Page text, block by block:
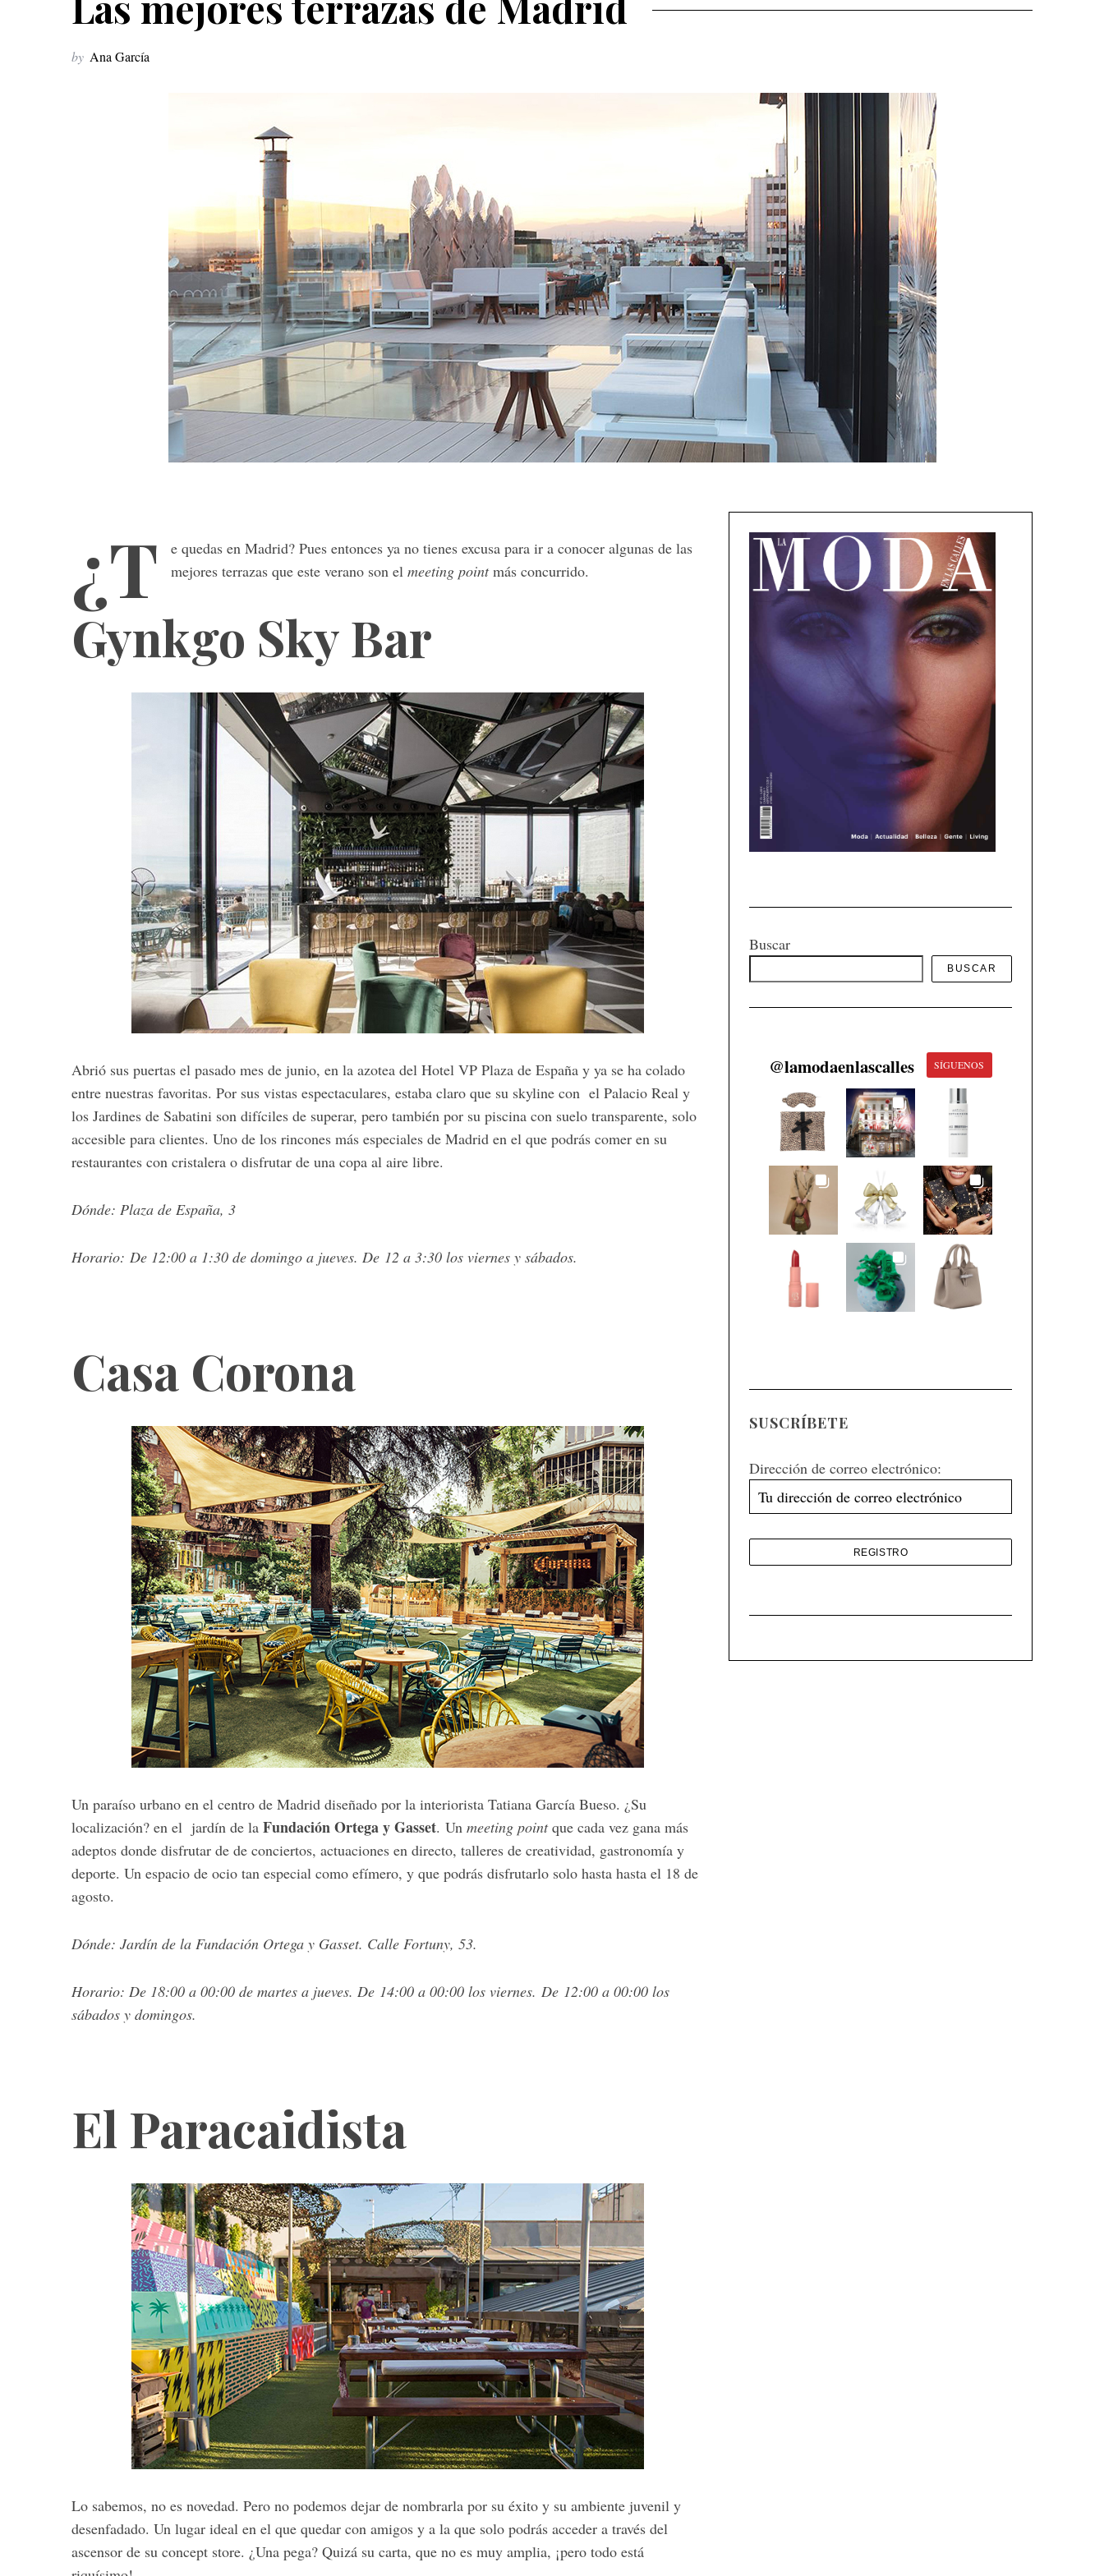
by Ana García
¿T
e quedas en Madrid? Pues entonces ya no tienes excusa para ir a conocer algunas de las
mejores terrazas que este verano son el meeting pointmás concurrido.
Gynkgo Sky Bar
Abrió sus puertas el pasado mes de junio, en la azotea del Hotel VP Plaza de España y ya se ha colado
entre nuestras favoritas. Por sus vistas espectaculares, estaba claro que su skyline con el Palacio Real y
los Jardines de Sabatini son difíciles de superar, pero también por su piscina con suelo transparente, solo
accesible para clientes. Uno de los rincones más especiales de Madrid en el que podrás comer en su
restaurantes con cristalera o disfrutar de una copa al aire libre.
Dónde: Plaza de España, 3
Horario: De 12:00 a 1:30 de domingo a jueves. De 12 a 3:30 los viernes y sábados.
Casa Corona
Un paraíso urbano en el centro de Madrid diseñado por la interiorista Tatiana García Bueso. ¿Su
localización? en el jardín de la Fundación Ortega y Gasset. Un meeting pointque cada vez gana más
adeptos donde disfrutar de de conciertos, actuaciones en directo, talleres de creatividad, gastronomía y
deporte. Un espacio de ocio tan especial como efímero, y que podrás disfrutarlo solo hasta hasta el 18 de
agosto.
Dónde: Jardín de la Fundación Ortega y Gasset. Calle Fortuny, 53.
Horario: De 18:00 a 00:00 de martes a jueves. De 14:00 a 00:00 los viernes. De 12:00 a 00:00 los
sábados y domingos.
El Paracaidista
Lo sabemos, no es novedad. Pero no podemos dejar de nombrarla por su éxito y su ambiente juvenil y
desenfadado. Un lugar ideal en el que quedar con amigos y a la que solo podrás acceder a través del
ascensor de su concept store. ¿Una pega? Quizá su carta, que no es muy amplia, ¡pero todo está
Buscar
BUSCAR
@lamodaenlascalles SÍGUENOS
SUSCRÍBETE
Dirección de correo electrónico:
e
c